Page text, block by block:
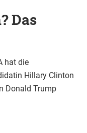
Das
hat die
Hillary Clinton
Donald Trump